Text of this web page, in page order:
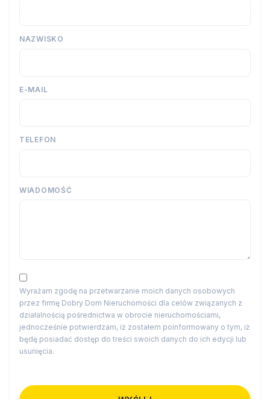
NAZWISKO
E-MAIL
TELEFON
WIADOMOŚĆ
Wyrażam zgodę na przetwarzanie moich danych osobowych
przez firmę Dobry Dom Nieruchomości dla celów związanych z
działalnością pośrednictwa w obrocie nieruchomościami,
jednocześnie potwierdzam, iż zostałem poinformowany o tym, iż
będę posiadać dostęp do treści swoich danych do ich edycji lub
usunięcia.